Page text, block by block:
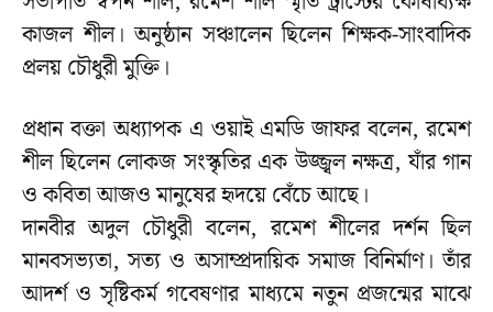
কাজল শীল। অনুষ্ঠান সঞ্চালেন ছিলেন শিক্ষক-সাংবাদিক
প্রলয় চৌধুরী মুক্তি।
প্রধান বক্তা অধ্যাপক এ ওয়াই এমডি জাফর বলেন, রমেশ
শীল ছিলেন লোকজ সংস্কৃতির এক উজ্জ্বল নক্ষত্র, যাঁর গান
ও কবিতা আজও মানুষের হৃদয়ে বেঁচে আছে।
দানবীর অদুল চৌধুরী বলেন, রমেশ শীলের দর্শন ছিল
মানবসভ্যতা, সত্য ও অসাম্প্রদায়িক সমাজ বিনির্মাণ। তাঁর
আদর্শ ও সৃষ্টিকর্ম গবেষণার মাধ্যমে নতুন প্রজন্মের মাঝে